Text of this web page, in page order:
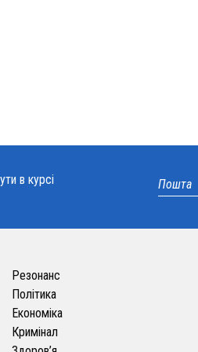
в курсі
Резонанс
Політика
Економіка
Кримінал